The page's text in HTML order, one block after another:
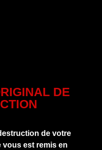
DE
de votre
vous est remis en